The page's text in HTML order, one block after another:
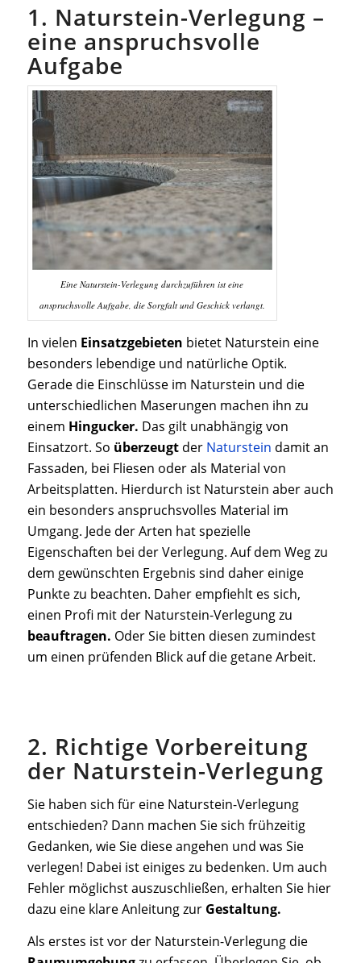
1. Naturstein-Verlegung –
eine anspruchsvolle
Aufgabe
Eine Naturstein-Verlegung durchzuführen ist eine
anspruchsvolle Aufgabe, die Sorgfalt und Geschick verlangt.
In vielen Einsatzgebieten bietet Naturstein eine
besonders lebendige und natürliche Optik.
Gerade die Einschlüsse im Naturstein und die
unterschiedlichen Maserungen machen ihn zu
einem Hingucker. Das gilt unabhängig von
Einsatzort. So überzeugtder Naturstein damit an
Fassaden, bei Fliesen oder als Material von
Arbeitsplatten. Hierdurch ist Naturstein aber auch
ein besonders anspruchsvolles Material im
Umgang. Jede der Arten hat spezielle
Eigenschaften bei der Verlegung. Auf dem Weg zu
dem gewünschten Ergebnis sind daher einige
Punkte zu beachten. Daher empfiehlt es sich,
einen Profi mit der Naturstein-Verlegung zu
beauftragen. Oder Sie bitten diesen zumindest
um einen prüfenden Blick auf die getane Arbeit.
2. Richtige Vorbereitung
der Naturstein-Verlegung
Sie haben sich für eine Naturstein-Verlegung
entschieden? Dann machen Sie sich frühzeitig
Gedanken, wie Sie diese angehen und was Sie
verlegen! Dabei ist einiges zu bedenken. Um auch
Fehler möglichst auszuschließen, erhalten Sie hier
dazu eine klare Anleitung zur Gestaltung.
Als erstes ist vor der Naturstein-Verlegung die